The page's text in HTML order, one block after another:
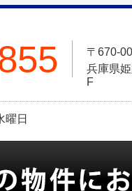
〒670-
兵庫県
F
曜日